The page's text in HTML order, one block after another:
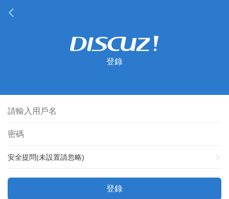
登錄
安全提問(未設置請忽略)
登錄